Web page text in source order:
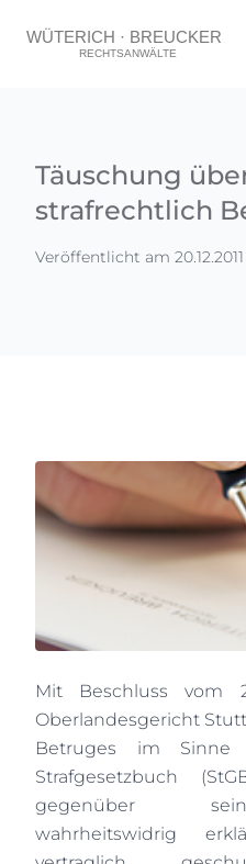
Täuschung
strafrechtlich
Veröffentlicht am 20.12.2011
Mit Beschluss vom
Oberlandesgericht
Betruges im
Strafgesetzbuch
gegenüber
wahrheitswidrig